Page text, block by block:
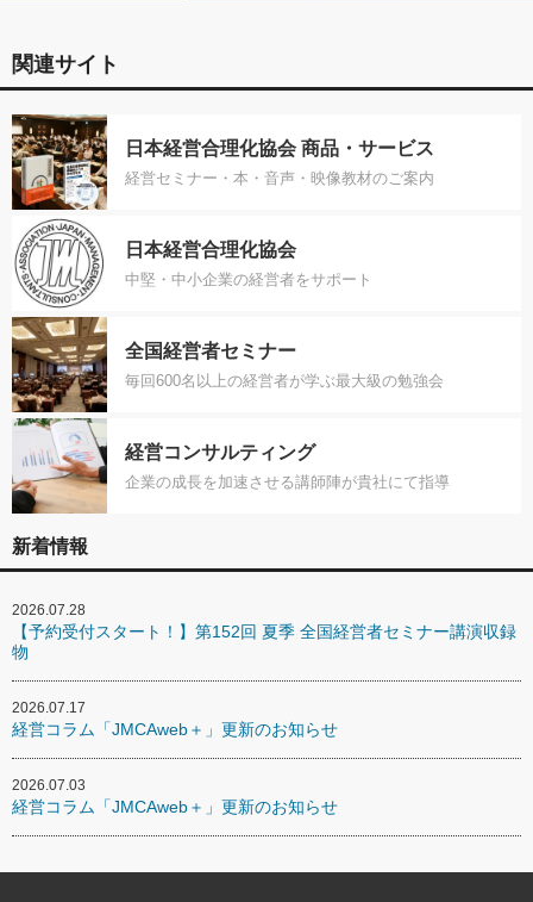
関連サイト
日本経営合理化協会 商品・サービス
経営セミナー・本・音声・映像教材のご案内
日本経営合理化協会
中堅・中小企業の経営者をサポート
全国経営者セミナー
毎回600名以上の経営者が学ぶ最大級の勉強会
経営コンサルティング
企業の成長を加速させる講師陣が貴社にて指導
新着情報
2026.07.28
【予約受付スタート！】第152回 夏季 全国経営者セミナー講演収録
物
2026.07.17
経営コラム「JMCAweb＋」更新のお知らせ
2026.07.03
経営コラム「JMCAweb＋」更新のお知らせ